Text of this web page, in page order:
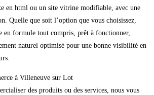
en html ou un site vitrine modifiable, avec une
Quelle que soit l’option que vous choisissez,
en formule tout compris, prêt à fonctionner,
naturel optimisé pour une bonne visibilité en
à Villeneuve sur Lot
des produits ou des services, nous vous